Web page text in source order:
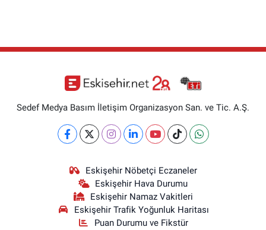
Sedef Medya Basım İletişim Organizasyon San. ve Tic. A.Ş.
Eskişehir Nöbetçi Eczaneler
Eskişehir Hava Durumu
Eskişehir Namaz Vakitleri
Eskişehir Trafik Yoğunluk Haritası
Puan Durumu ve Fikstür